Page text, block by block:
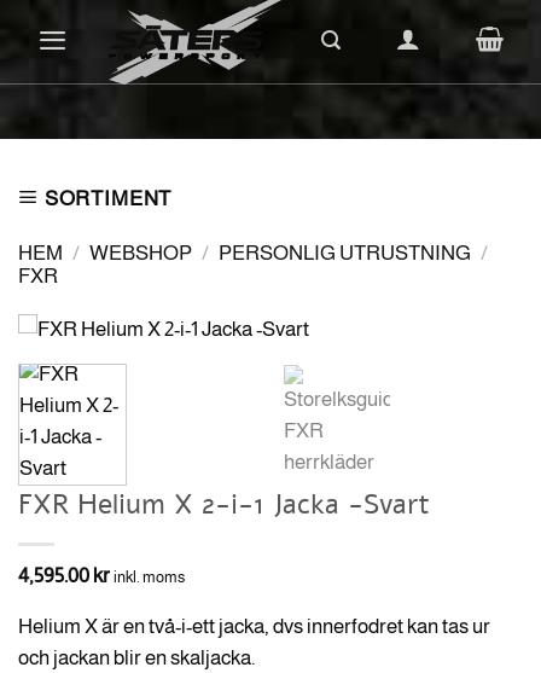
SORTIMENT
HEM / WEBSHOP / PERSONLIG UTRUSTNING /
FXR
FXR Helium X 2-i-1 Jacka -Svart
4,595.00 kr inkl. moms
Helium X är en två-i-ett jacka, dvs innerfodret kan tas ur
och jackan blir en skaljacka.